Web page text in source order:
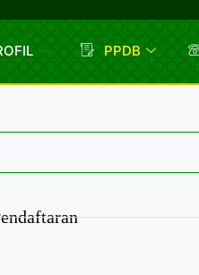
PPDB